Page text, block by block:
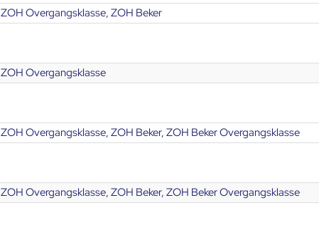
ZOH Overgangsklasse, ZOH Beker
ZOH Overgangsklasse
ZOH Overgangsklasse, ZOH Beker, ZOH Beker Overgangsklasse
ZOH Overgangsklasse, ZOH Beker, ZOH Beker Overgangsklasse